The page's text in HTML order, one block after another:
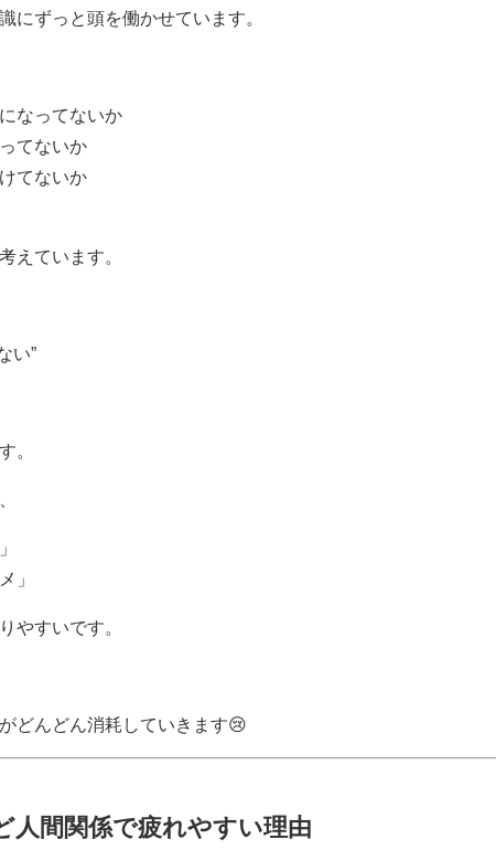
にずっと頭を働かせています。
なってないか
てないか
てないか
えています。
い”
。
」
やすいです。
どんどん消耗していきます😢
人間関係で疲れやすい理由